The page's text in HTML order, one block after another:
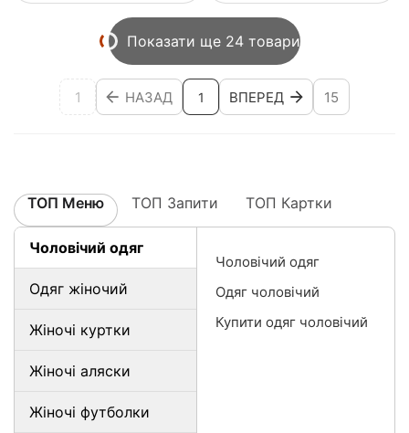
Показати ще 24 товари
1 НАЗАД 1 ВПЕРЕД 15
ТОП Меню ТОП Запити ТОП Картки
Чоловічий одяг
Одяг жіночий
Жіночі куртки
Жіночі аляски
Жіночі футболки
Чоловічий одяг
Одяг чоловічий
Купити одяг чоловічий